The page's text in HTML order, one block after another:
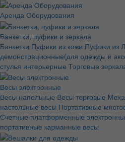
Аренда Оборудования
Банкетки, пуфики и зеркала
Банкетки Пуфики из кожи Пуфики из
демонстрационные(для одежды и
стулья интерьерные Торговые
Весы электронные
Весы напольные Весы торговые
настольные весы Портативные
Счетные платформенные
портативные карманные весы